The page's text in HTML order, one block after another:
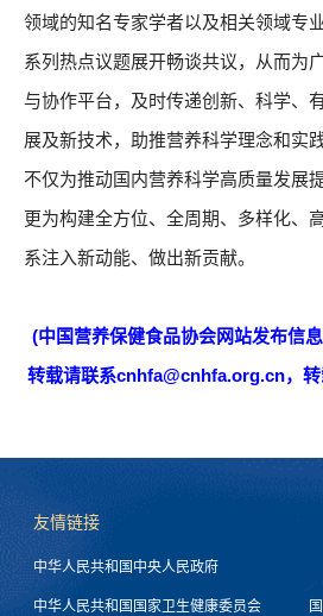
领域的知名专家学者以及相关领域专
系列热点议题展开畅谈共议，从而为
与协作平台，及时传递创新、科学、
展及新技术，助推营养科学理念和实
不仅为推动国内营养科学高质量发展
更为构建全方位、全周期、多样化、
系注入新动能、做出新贡献。
(中国营养保健食品协会网站发布信
转载请联系cnhfa@cnhfa.org.cn，
友情链接
中华人民共和国中央人民政府
中华人民共和国国家卫生健康委员会